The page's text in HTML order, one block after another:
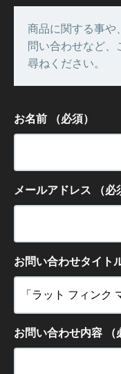
商品に関する事や
問い合わせなど、
尋ねください。
お名前 （必須）
メールアドレス （必
お問い合わせタイト
お問い合わせ内容 （